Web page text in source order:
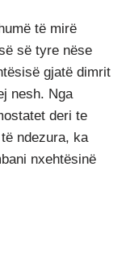
të mirë
së tyre nëse
gjatë dimrit
nesh. Nga
deri te
të ndezura, ka
nxehtësinë